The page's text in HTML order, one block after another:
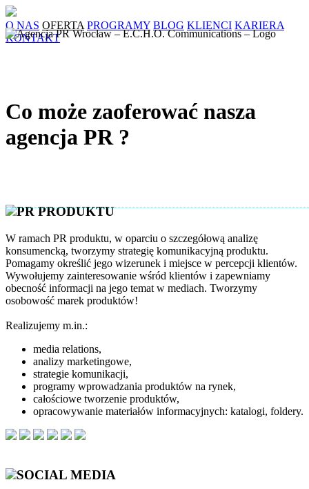
O NAS OFERTA PROGRAMY BLOG KLIENCI KARIERA
KONTAKT
Co może zaoferować nasza
agencja PR ?
PR PRODUKTU
W ramach PR produktu, w oparciu o szczegółową analizę
konsumencką, tworzymy strategię komunikacyjną produktu.
Pomagamy określić jego wizerunek i miejsce w percepcji klientów.
Wywołujemy zainteresowanie wśród klientów i zapewniamy
obecność informacji na jego temat w mediach. Tworzymy
osobowość marek produktów!
Realizujemy m.in.:
media relations,
analizy marketingowe,
strategie komunikacji,
programy wprowadzania produktów na rynek,
całościowe tworzenie produktów,
opracowywanie materiałów informacyjnych: katalogi, foldery.
SOCIAL MEDIA